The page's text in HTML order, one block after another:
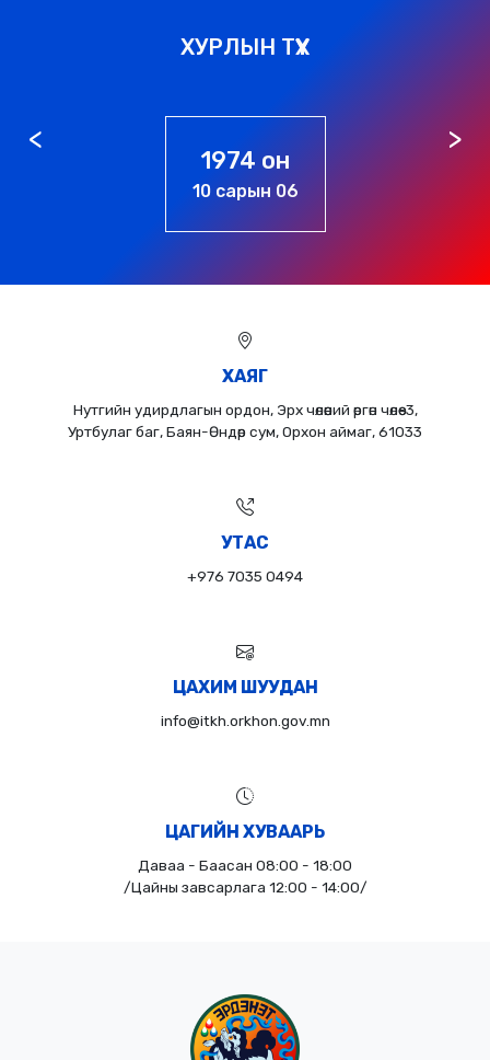
ХУРЛЫН ТҮҮХ
ХАЯГ
Нутгийн удирдлагын ордон, Эрх чөлөөний өргөн чөлөө-3,
Уртбулаг баг, Баян-Өндөр сум, Орхон аймаг, 61033
УТАС
+976 7035 0494
ЦАХИМ ШУУДАН
info@itkh.orkhon.gov.mn
ЦАГИЙН ХУВААРЬ
Даваа - Баасан 08:00 - 18:00
/Цайны завсарлага 12:00 - 14:00/